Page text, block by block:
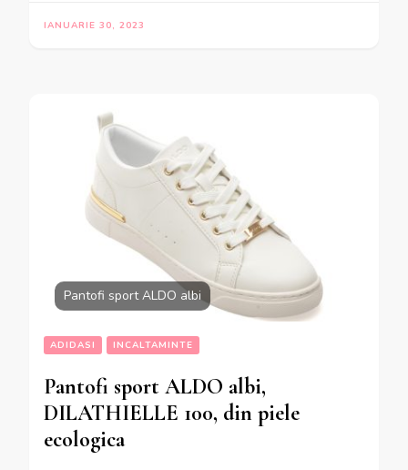
IANUARIE 30, 2023
Pantofi sport ALDO albi
ADIDASI INCALTAMINTE
Pantofi sport ALDO albi,
DILATHIELLE 100, din piele
ecologica